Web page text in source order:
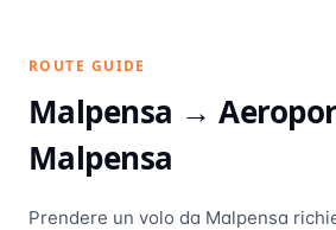
ROUTE GUIDE
Malpensa →
Malpensa
Prendere un volo da Malpensa